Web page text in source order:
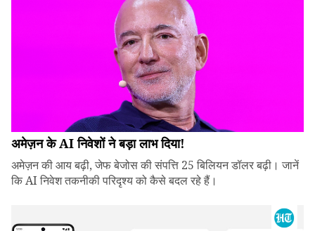
अमेज़न के AI निवेशों ने बड़ा लाभ दिया!
अमेज़न की आय बढ़ी, जेफ बेजोस की संपत्ति 25 बिलियन डॉलर बढ़ी। जानें
कि AI निवेश तकनीकी परिदृश्य को कैसे बदल रहे हैं।